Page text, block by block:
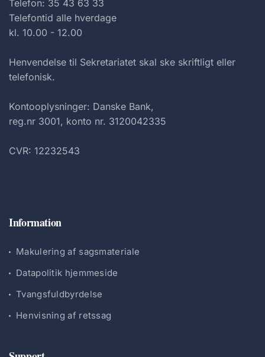
Telefon: 35 43 63 33
Telefontid alle hverdage
kl. 10.00 - 12.00
Henvendelse til Sekretariatet skal ske skriftligt eller
telefonisk.
Kontooplysninger: Danske Bank,
reg.nr 3001, konto nr. 3120042335
CVR: 12232543
Information
Makulering af sagsmateriale
Datapolitik hjemmeside
Tvangsfuldbyrdelse
Henvisning af retssag